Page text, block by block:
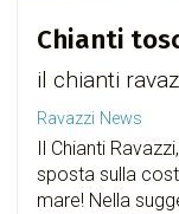
Chianti
il chianti
Ravazzi News
Il Chianti
sposta sulla
mare! Nella